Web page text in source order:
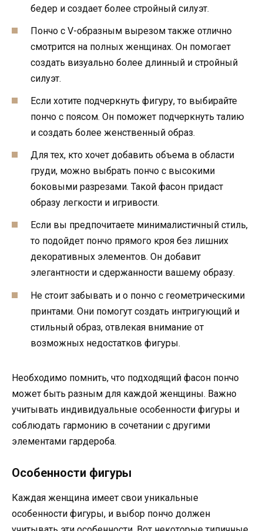
бедер и создает более стройный силуэт.
Пончо с V-образным вырезом также отлично
смотрится на полных женщинах. Он помогает
создать визуально более длинный и стройный
силуэт.
Если хотите подчеркнуть фигуру, то выбирайте
пончо с поясом. Он поможет подчеркнуть талию
и создать более женственный образ.
Для тех, кто хочет добавить объема в области
груди, можно выбрать пончо с высокими
боковыми разрезами. Такой фасон придаст
образу легкости и игривости.
Если вы предпочитаете минималистичный стиль,
то подойдет пончо прямого кроя без лишних
декоративных элементов. Он добавит
элегантности и сдержанности вашему образу.
Не стоит забывать и о пончо с геометрическими
принтами. Они помогут создать интригующий и
стильный образ, отвлекая внимание от
возможных недостатков фигуры.
Необходимо помнить, что подходящий фасон пончо
может быть разным для каждой женщины. Важно
учитывать индивидуальные особенности фигуры и
соблюдать гармонию в сочетании с другими
элементами гардероба.
Особенности фигуры
Каждая женщина имеет свои уникальные
особенности фигуры, и выбор пончо должен